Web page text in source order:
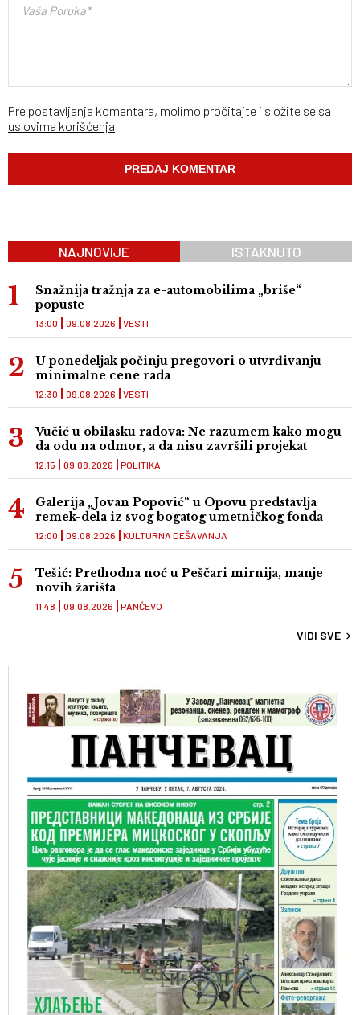
Pre postavljanja komentara, molimo pročitajte i složite se sa
uslovima korišćenja
NAJNOVIJE ISTAKNUTO
Snažnija tražnja za e-automobilima „briše“
popuste
VESTI
13:00 09.08.2026
U ponedeljak počinju pregovori o utvrđivanju
minimalne cene rada
VESTI
12:30 09.08.2026
Vučić u obilasku radova: Ne razumem kako mogu
da odu na odmor, a da nisu završili projekat
POLITIKA
12:15 09.08.2026
Galerija „Jovan Popović“ u Opovu predstavlja
remek-dela iz svog bogatog umetničkog fonda
KULTURNA DEŠAVANJA
12:00 09.08.2026
Tešić: Prethodna noć u Peščari mirnija, manje
novih žarišta
PANČEVO
11:48 09.08.2026
VIDI SVE